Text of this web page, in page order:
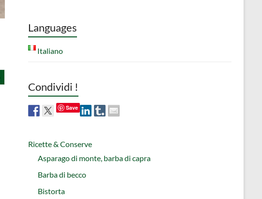
Languages
Italiano
Condividi !
Save
Ricette & Conserve
Asparago di monte, barba di capra
Barba di becco
Bistorta